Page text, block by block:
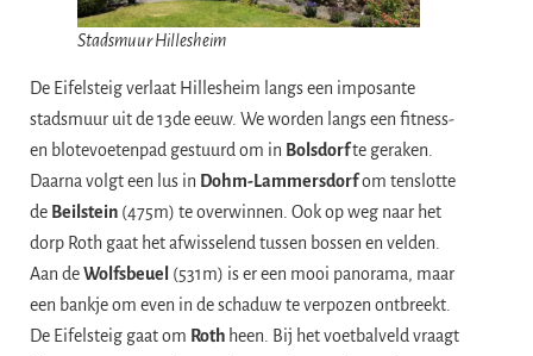
Stadsmuur Hillesheim
De Eifelsteig verlaat Hillesheim langs een imposante
stadsmuur uit de 13de eeuw. We worden langs een fitness-
en blotevoetenpad gestuurd om in Bolsdorfte geraken.
Daarna volgt een lus in Dohm-Lammersdorfom tenslotte
de Beilstein (475m) te overwinnen. Ook op weg naar het
dorp Roth gaat het afwisselend tussen bossen en velden.
Aan deWolfsbeuel (531m) is er een mooi panorama, maar
een bankje om even in de schaduw te verpozen ontbreekt.
De Eifelsteig gaat om Roth heen. Bij het voetbalveld vraagt